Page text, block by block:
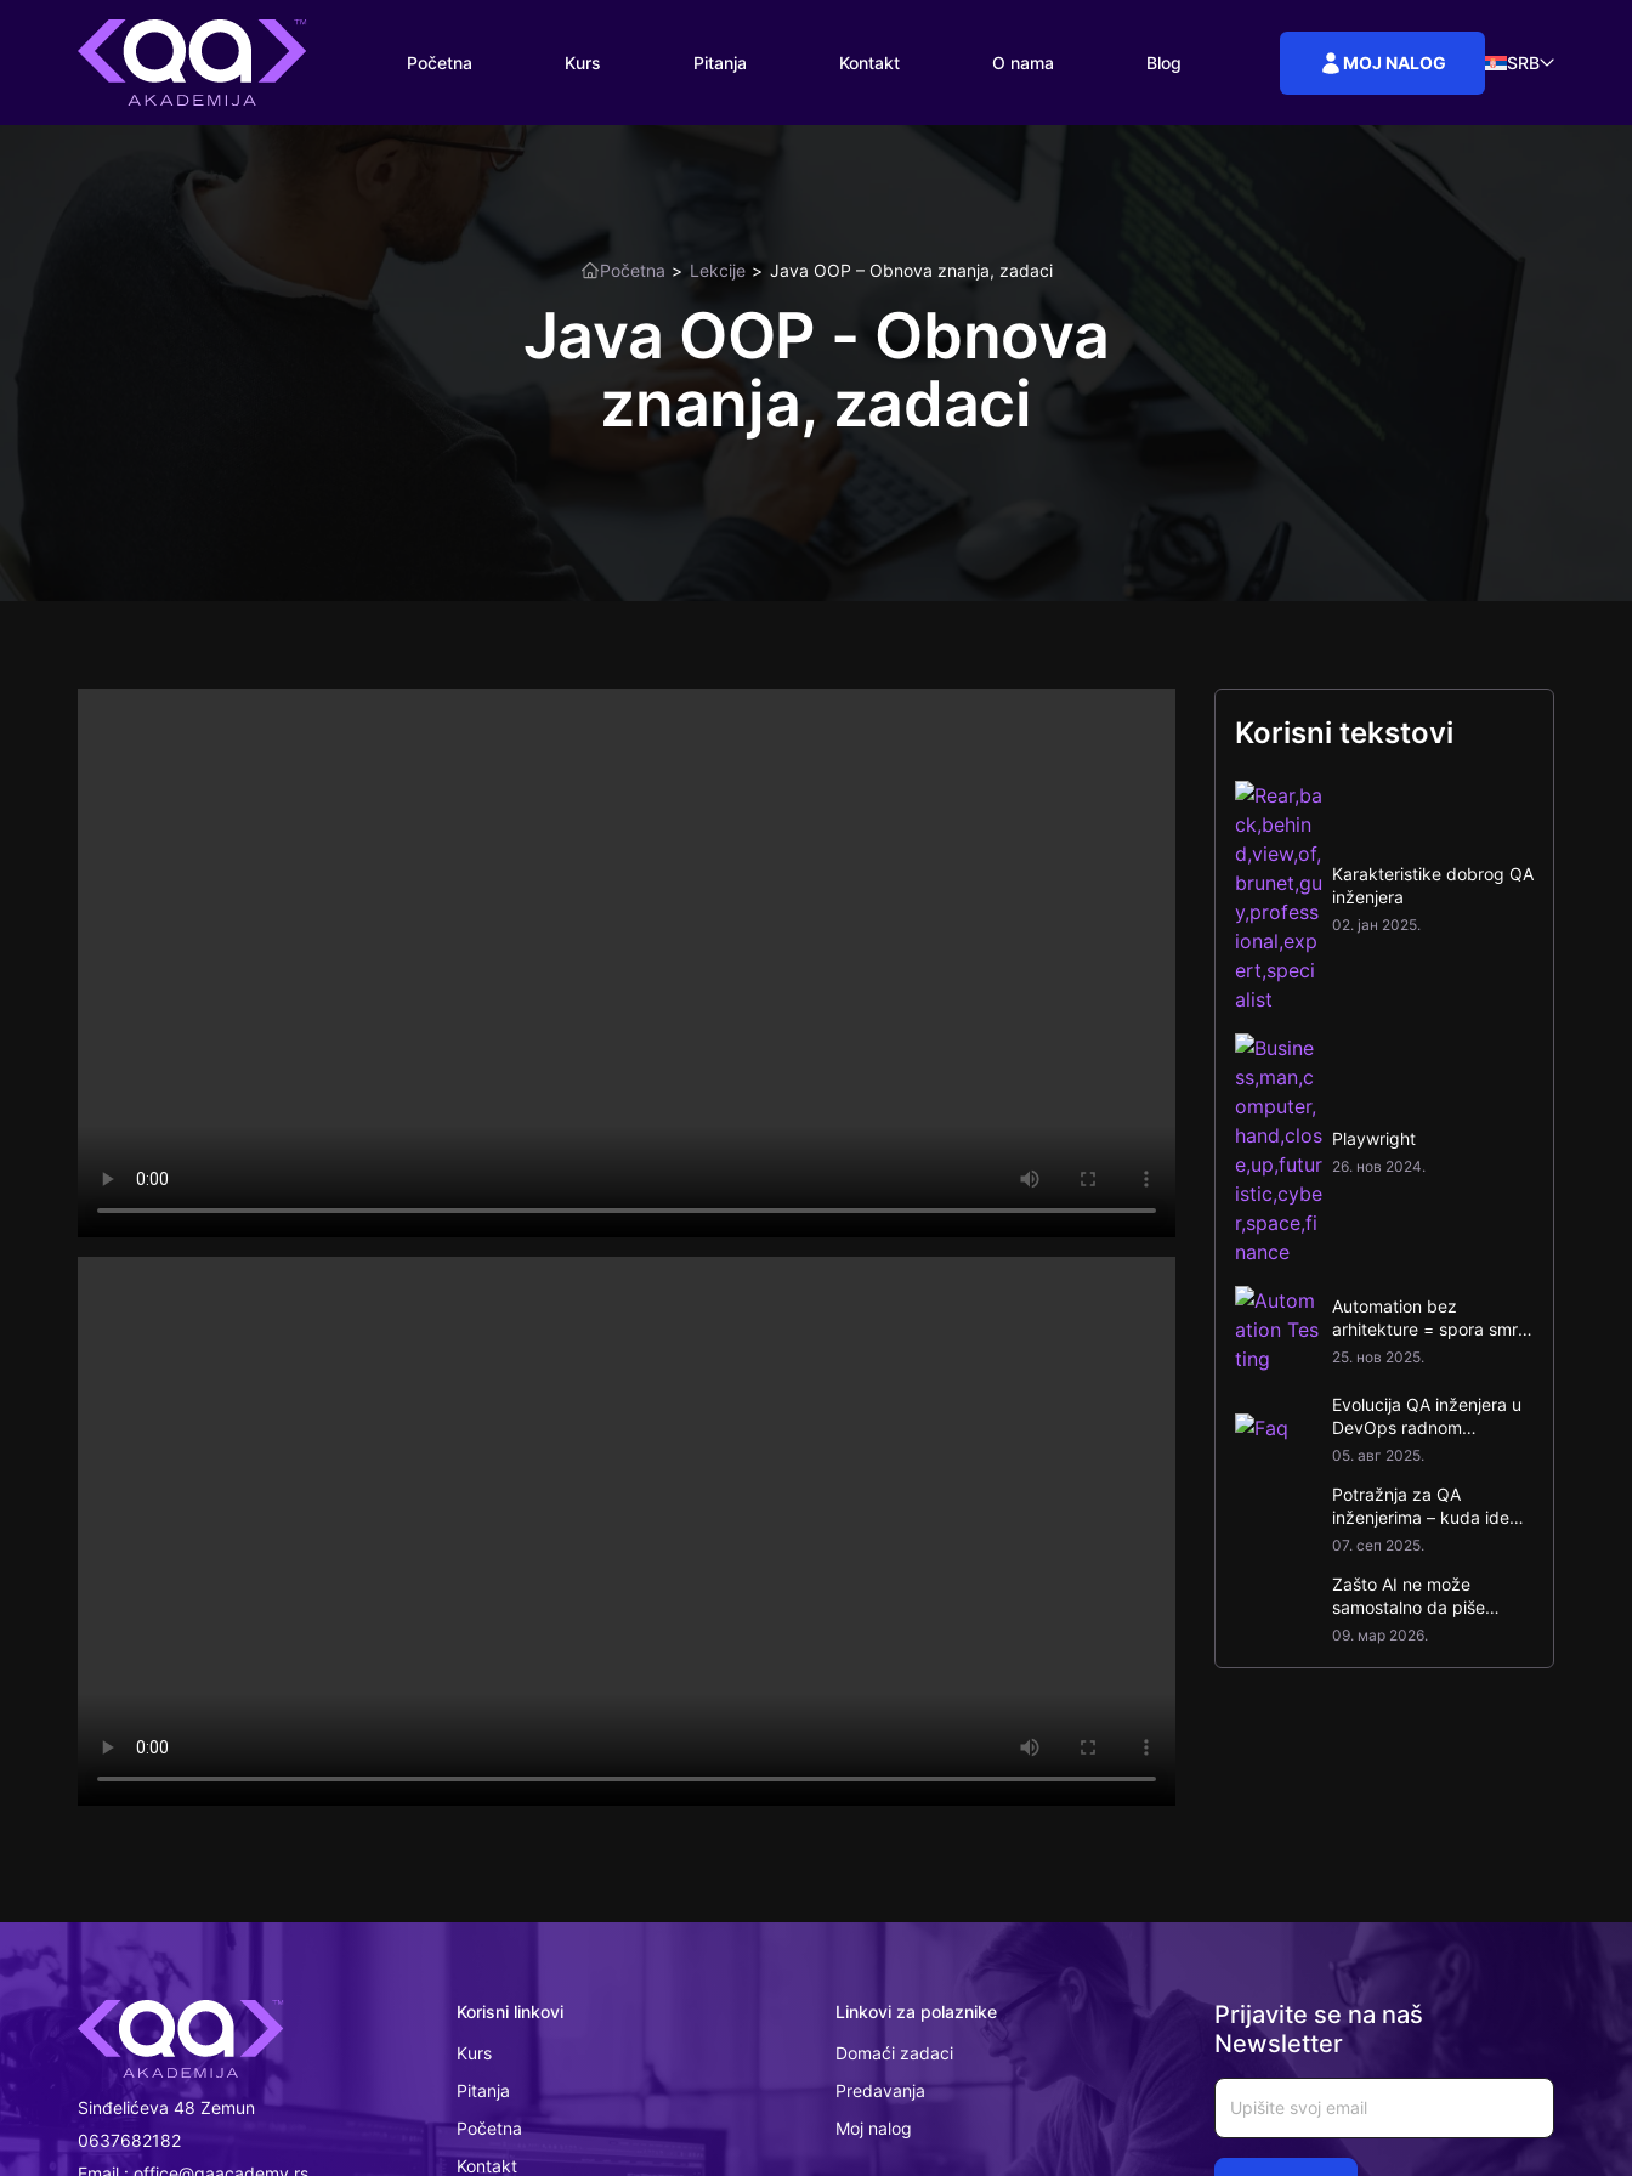
Početna Kurs Pitanja Kontakt O nama Blog MOJ NALOG SRB
Početna > Lekcije > Java OOP – Obnova znanja, zadaci
Java OOP - Obnova
znanja, zadaci
Korisni tekstovi
Karakteristike dobrog QA
inženjera
02. јан 2025.
Playwright
26. нов 2024.
Automation bez
arhitekture = spora smrt
projekta
25. нов 2025.
Evolucija QA inženjera u
DevOps radnom
okruženju
05. авг 2025.
Potražnja za QA
inženjerima – kuda ide
tržište?
07. сеп 2025.
Zašto AI ne može
samostalno da piše
održive automatske
09. мар 2026.
Sinđelićeva 48 Zemun
0637682182
Korisni linkovi
Kurs
Pitanja
Početna
Kontakt
Linkovi za polaznike
Domaći zadaci
Predavanja
Moj nalog
Prijavite se na naš
Newsletter
Email
Email
Email